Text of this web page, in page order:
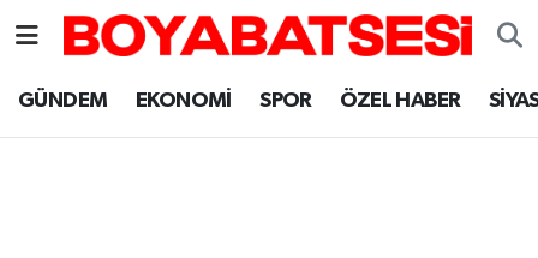
GÜNDEM EKONOMİ SPOR ÖZEL HABER
Sinop Nöbetçi Eczaneler